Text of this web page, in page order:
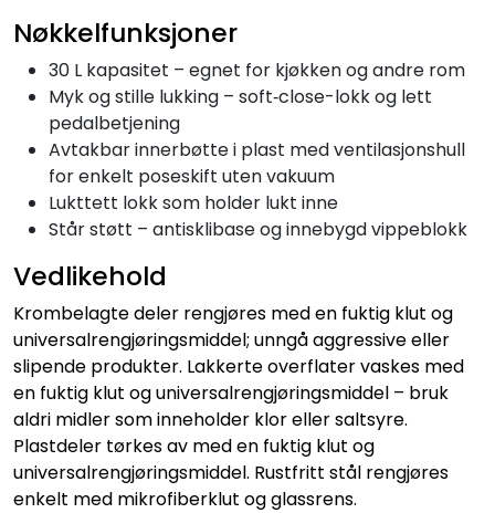
Nøkkelfunksjoner
30 L kapasitet – egnet for kjøkken og andre rom
Myk og stille lukking – soft‑close-lokk og lett
pedalbetjening
Avtakbar innerbøtte i plast med ventilasjonshull
for enkelt poseskift uten vakuum
Lukttett lokk som holder lukt inne
Står støtt – antisklibase og innebygd vippeblokk
Vedlikehold
Krombelagte deler rengjøres med en fuktig klut og
universalrengjøringsmiddel; unngå aggressive eller
slipende produkter. Lakkerte overflater vaskes med
en fuktig klut og universalrengjøringsmiddel – bruk
aldri midler som inneholder klor eller saltsyre.
Plastdeler tørkes av med en fuktig klut og
universalrengjøringsmiddel. Rustfritt stål rengjøres
enkelt med mikrofiberklut og glassrens.